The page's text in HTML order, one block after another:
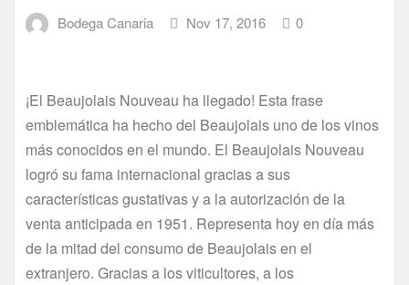
Bodega Canaria Nov 17, 2016 0
¡El Beaujolais Nouveau ha llegado! Esta frase
emblemática ha hecho del Beaujolais uno de los vinos
más conocidos en el mundo. El Beaujolais Nouveau
logró su fama internacional gracias a sus
características gustativas y a la autorización de la
venta anticipada en 1951. Representa hoy en día más
de la mitad del consumo de Beaujolais en el
extranjero. Gracias a los viticultores, a los